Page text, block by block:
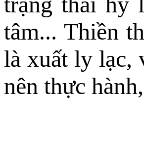
tâm... Thiền
là xuất ly lạc,
nên thực